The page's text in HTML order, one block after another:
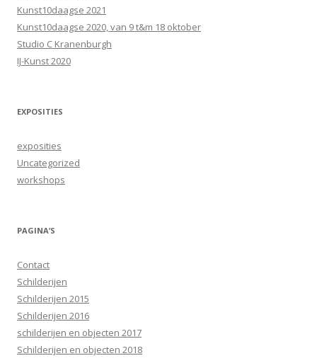
Kunst10daagse 2021
Kunst10daagse 2020, van 9 t&m 18 oktober
Studio C Kranenburgh
IJ-Kunst 2020
EXPOSITIES
exposities
Uncategorized
workshops
PAGINA’S
Contact
Schilderijen
Schilderijen 2015
Schilderijen 2016
schilderijen en objecten 2017
Schilderijen en objecten 2018